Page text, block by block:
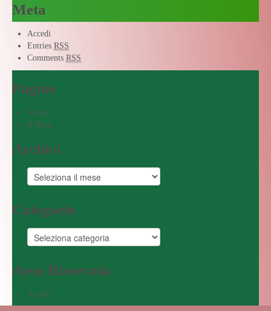
Meta
Accedi
Entries RSS
Comments RSS
Pagine
About
Il Blog
Archivi
Categorie
Area Riservata
Accedi